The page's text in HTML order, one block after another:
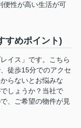
便性が高い生活が可
すめポイント)
イス」です。こちら
徒歩15分でのアクセ
らないとお悩みな
しょうか？当社で
、ご希望の物件が見